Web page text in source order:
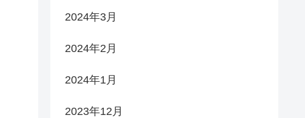
2024年3月
2024年2月
2024年1月
2023年12月